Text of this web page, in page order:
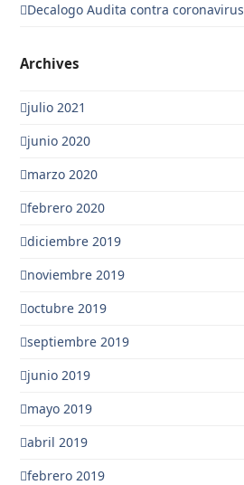
Decalogo Audita contra coronavirus
Archives
julio 2021
junio 2020
marzo 2020
febrero 2020
diciembre 2019
noviembre 2019
octubre 2019
septiembre 2019
junio 2019
mayo 2019
abril 2019
febrero 2019